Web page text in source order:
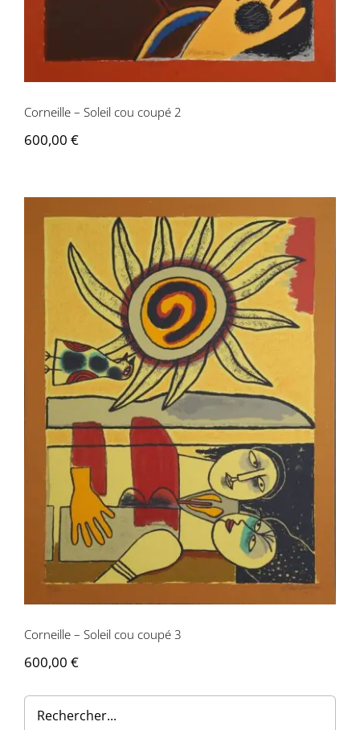
Corneille – Soleil cou coupé 2
600,00 €
Corneille – Soleil cou coupé 3
Corneille – Soleil cou coupé 3
600,00 €